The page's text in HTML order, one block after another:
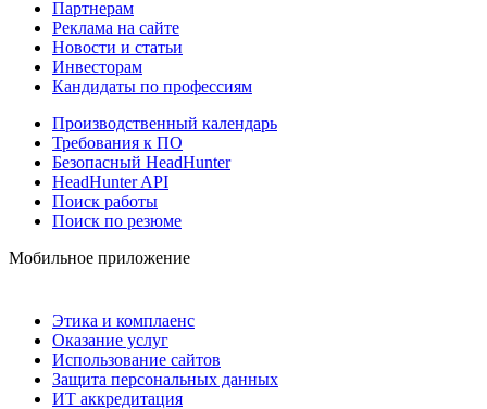
Партнерам
Реклама на сайте
Новости и статьи
Инвесторам
Кандидаты по профессиям
Производственный календарь
Требования к ПО
Безопасный HeadHunter
HeadHunter API
Поиск работы
Поиск по резюме
Мобильное приложение
Этика и комплаенс
Оказание услуг
Использование сайтов
Защита персональных данных
ИТ аккредитация